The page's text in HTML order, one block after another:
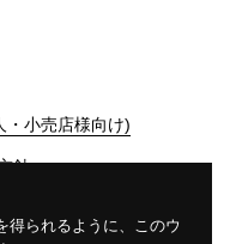
・小売店様向け)
針
得られるように、このウ